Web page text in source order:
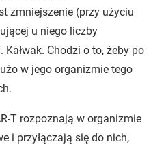
zmniejszenie (przy użyciu
u niego liczby
Chodzi o to, żeby po
w jego organizmie tego
T rozpoznają w organizmie
i przyłączają się do nich,